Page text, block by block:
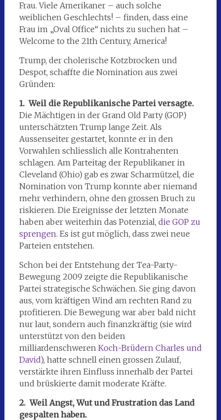
Frau. Viele Amerikaner – auch solche
weiblichen Geschlechts! – finden, dass eine
Frau im „Oval Office“ nichts zu suchen hat –
Welcome to the 21th Century, America!
Trump, der cholerische Kotzbrocken und
Despot, schaffte die Nomination aus zwei
Gründen:
1. Weil die Republikanische Partei versagte.
Die Mächtigen in der Grand Old Party (GOP)
unterschätzten Trump lange Zeit. Als
Aussenseiter gestartet, konnte er in den
Vorwahlen schliesslich alle Kontrahenten
schlagen. Am Parteitag der Republikaner in
Cleveland (Ohio) gab es zwar Scharmützel, die
Nomination von Trump konnte aber niemand
mehr verhindern, ohne den grossen Bruch zu
riskieren. Die Ereignisse der letzten Monate
haben aber weiterhin das Potenzial, die GOP zu
sprengen. Es ist gut möglich, dass zwei neue
Parteien entstehen.
Schon bei der Entstehung der Tea-Party-
Bewegung 2009 zeigte die Republikanische
Partei strategische Schwächen. Sie ging davon
aus, vom kräftigen Wind am rechten Rand zu
profitieren. Die Bewegung war aber bald nicht
nur laut, sondern auch finanzkräftig (sie wird
unterstützt von den beiden
milliardenschweren Koch-Brüdern Charles und
David), hatte schnell einen grossen Zulauf,
verstärkte ihren Einfluss innerhalb der Partei
und brüskierte damit moderate Kräfte.
2. Weil Angst, Wut und Frustration das Land
gespalten haben.